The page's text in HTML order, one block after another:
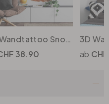
3D Wandtattoo Snow Mountain
38.90